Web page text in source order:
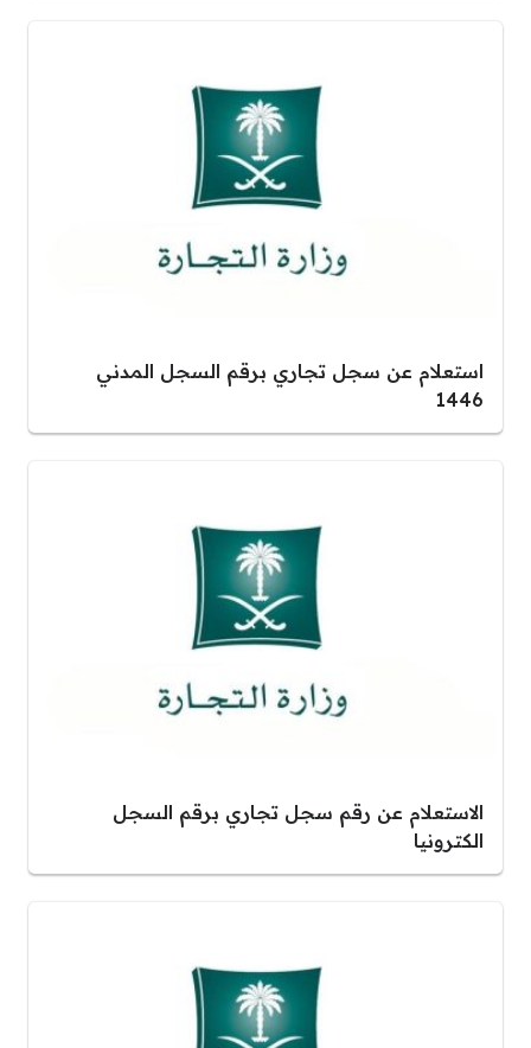
استعلام عن سجل تجاري برقم السجل المدني
1446
الاستعلام عن رقم سجل تجاري برقم السجل
الكترونيا